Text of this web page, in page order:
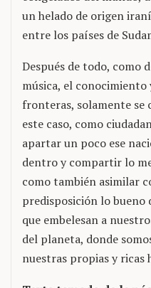
un helado de origen
entre los países de
Después de todo, como
música, el
fronteras, solamente se
este caso, como
apartar un poco ese
dentro y compartir lo
como también asimilar
predisposición lo bueno
que embelesan a
del planeta, donde
nuestras propias y ricas